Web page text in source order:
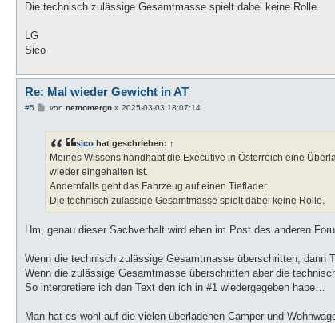
Die technisch zulässige Gesamtmasse spielt dabei keine Rolle.
LG
Sico
Re: Mal wieder Gewicht in AT
#5
B
a
von netnomergn» 2025-03-03 18:07:14
sico hat geschrieben: ↑
Meines Wissens handhabt die Executive in Österreich eine
wieder eingehalten ist.
Andernfalls geht das Fahrzeug auf einen Tieflader.
Die technisch zulässige Gesamtmasse spielt dabei keine Rolle.
Hm, genau dieser Sachverhalt wird eben im Post des anderen
Wenn die technisch zulässige Gesamtmasse überschritten, dann
Wenn die zulässige Gesamtmasse überschritten aber die
So interpretiere ich den Text den ich in #1 wiedergegeben habe…
Man hat es wohl auf die vielen überladenen Camper und